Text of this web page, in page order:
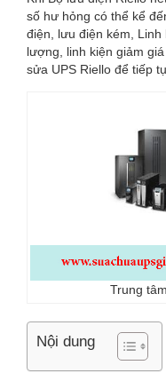
số hư hỏng có thể kể
điện, lưu điện kém,
lượng, linh kiện giảm
sửa UPS Riello để tiếp
Trung
Nội dung